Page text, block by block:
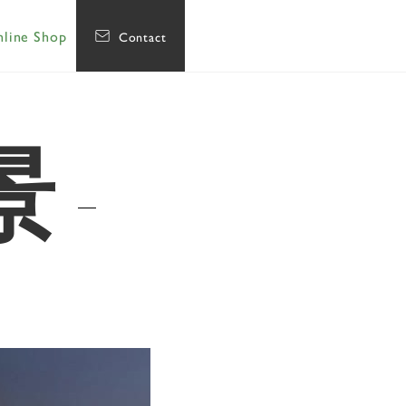
Shop Contact